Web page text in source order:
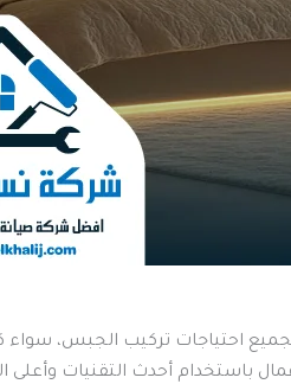
احتياجات تركيب الجبس، سواء
أحدث التقنيات وأعلى